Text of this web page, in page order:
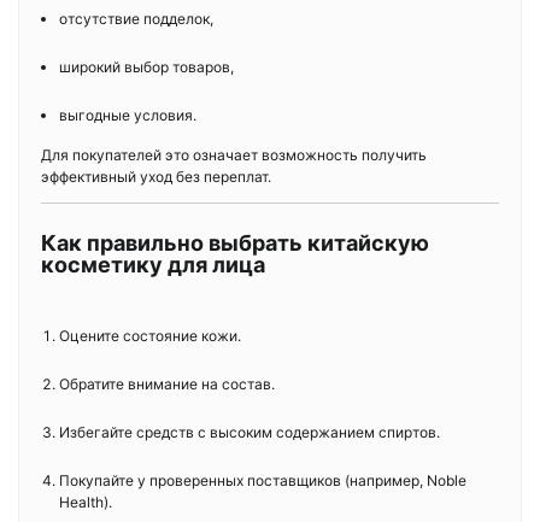
отсутствие подделок,
широкий выбор товаров,
выгодные условия.
Для покупателей это означает возможность получить
эффективный уход без переплат.
Как правильно выбрать китайскую
косметику для лица
Оцените состояние кожи.
Обратите внимание на состав.
Избегайте средств с высоким содержанием спиртов.
Покупайте у проверенных поставщиков (например, Noble
Health).